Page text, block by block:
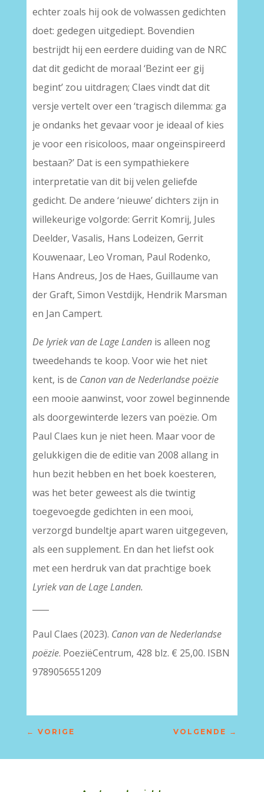
echter zoals hij ook de volwassen gedichten
doet: gedegen uitgediept. Bovendien
bestrijdt hij een eerdere duiding van de NRC
dat dit gedicht de moraal ‘Bezint eer gij
begint’ zou uitdragen; Claes vindt dat dit
versje vertelt over een ‘tragisch dilemma: ga
je ondanks het gevaar voor je ideaal of kies
je voor een risicoloos, maar ongeïnspireerd
bestaan?’ Dat is een sympathiekere
interpretatie van dit bij velen geliefde
gedicht. De andere ‘nieuwe’ dichters zijn in
willekeurige volgorde: Gerrit Komrij, Jules
Deelder, Vasalis, Hans Lodeizen, Gerrit
Kouwenaar, Leo Vroman, Paul Rodenko,
Hans Andreus, Jos de Haes, Guillaume van
der Graft, Simon Vestdijk, Hendrik Marsman
en Jan Campert.
De lyriek van de Lage Landen is alleen nog
tweedehands te koop. Voor wie het niet
kent, is de Canon van de Nederlandse poëzie
een mooie aanwinst, voor zowel beginnende
als doorgewinterde lezers van poëzie. Om
Paul Claes kun je niet heen. Maar voor de
gelukkigen die de editie van 2008 allang in
hun bezit hebben en het boek koesteren,
was het beter geweest als die twintig
toegevoegde gedichten in een mooi,
verzorgd bundeltje apart waren uitgegeven,
als een supplement. En dan het liefst ook
met een herdruk van dat prachtige boek
Lyriek van de Lage Landen.
Paul Claes (2023). Canon van de Nederlandse
poëzie. PoeziëCentrum, 428 blz. € 25,00. ISBN
9789056551209
← VORIGE VOLGENDE →